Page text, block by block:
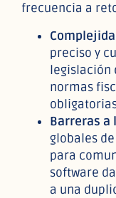
frecuencia a
preciso y
legislación
normas
Barreras a
globales
para
software
a una